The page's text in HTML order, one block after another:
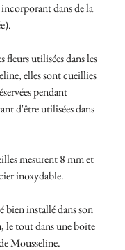
dans de la
fleurs utilisées dans les
elles sont cueillies
pendant
d'être utilisées dans
mesurent 8 mm et
inoxydable.
bien installé dans son
le tout dans une boite
Mousseline.